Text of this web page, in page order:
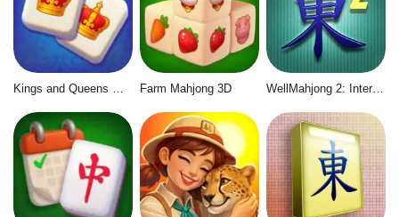
Kings and Queens Mahjong Farm Mahjong 3D WellMahjong 2: Internet Community